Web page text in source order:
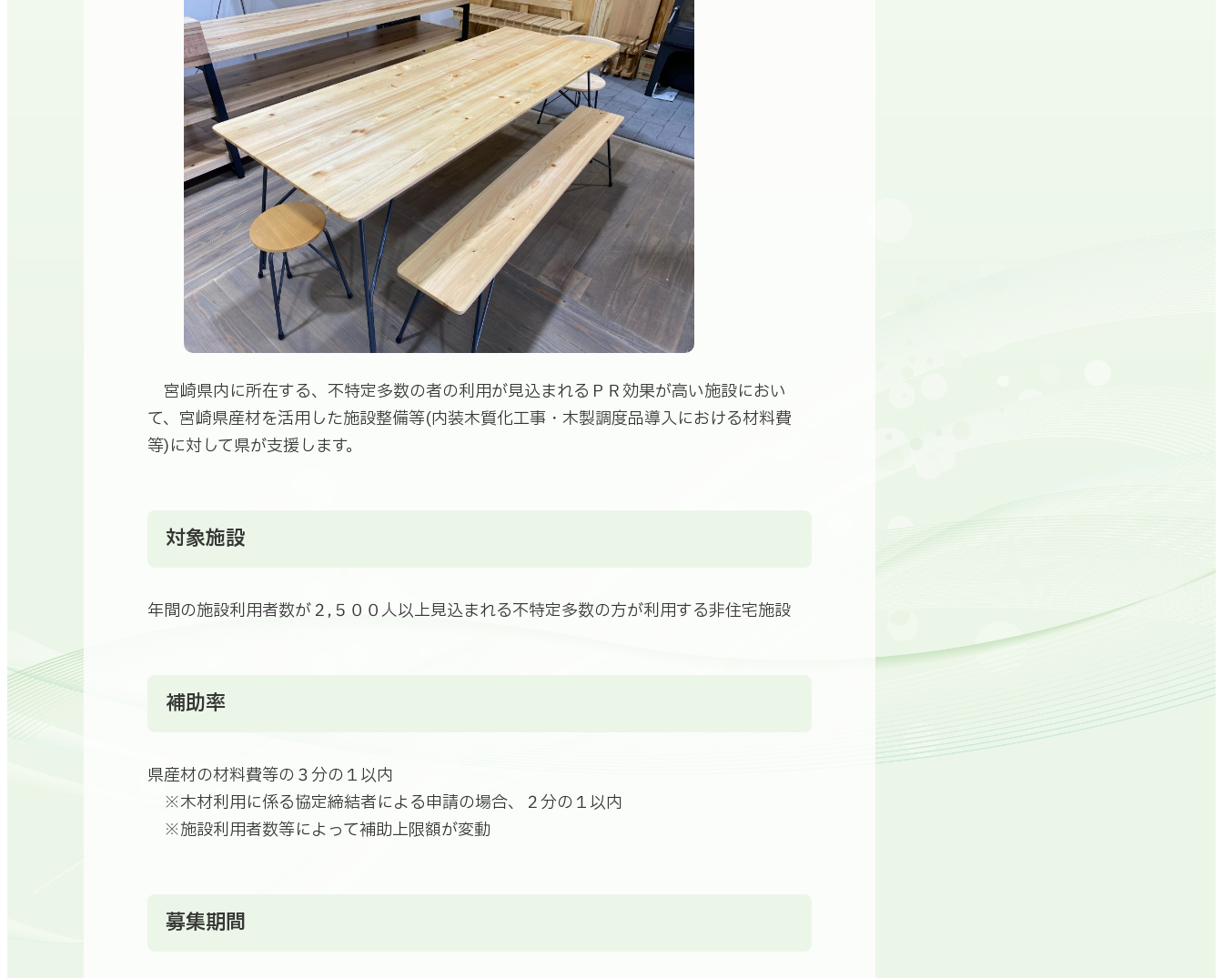
宮崎県内に所在する、不特定多数の者の利用が見込まれるＰＲ効果が高い施設におい
て、宮崎県産材を活用した施設整備等(内装木質化工事・木製調度品導入における材料費
等)に対して県が支援します。
対象施設
年間の施設利用者数が２,５００人以上見込まれる不特定多数の方が利用する非住宅施設
補助率
県産材の材料費等の３分の１以内
※木材利用に係る協定締結者による申請の場合、２分の１以内
※施設利用者数等によって補助上限額が変動
募集期間